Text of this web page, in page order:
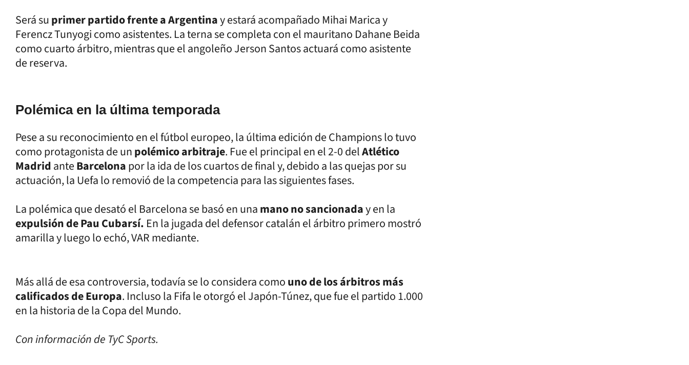
Será suprimer partido frente a Argentinay estará acompañado Mihai Marica y
Ferencz Tunyogi como asistentes. La terna se completa con el mauritano Dahane Beida
como cuarto árbitro, mientras que el angoleño Jerson Santos actuará como asistente
de reserva.
Polémica en la última temporada
Pese a su reconocimiento en el fútbol europeo, la última edición de Champions lo tuvo
como protagonista de unpolémico arbitraje. Fue el principal en el 2-0 delAtlético
MadridanteBarcelonapor la ida de los cuartos de final y, debido a las quejas por su
actuación, la Uefa lo removió de la competencia para las siguientes fases.
La polémica que desató el Barcelona se basó en unamano no sancionaday en la
expulsión de Pau Cubarsí. En la jugada del defensor catalán el árbitro primero mostró
amarilla y luego lo echó, VAR mediante.
Más allá de esa controversia, todavía se lo considera comouno de los árbitros más
calificados de Europa. Incluso la Fifa le otorgó el Japón-Túnez, que fue el partido 1.000
en la historia de la Copa del Mundo.
Con información de TyC Sports.